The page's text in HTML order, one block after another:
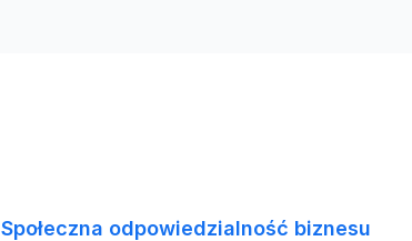
Społeczna odpowiedzialność biznesu